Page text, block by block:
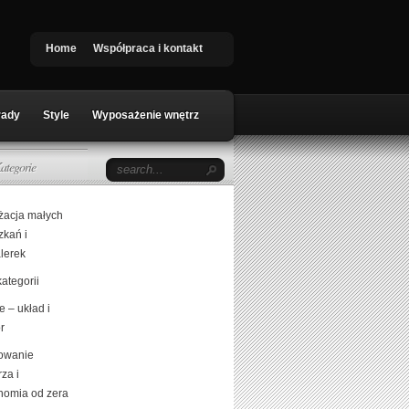
Home Współpraca i kontakt
Style Wyposażenie wnętrz
małych
i
– układ i
i
od zera